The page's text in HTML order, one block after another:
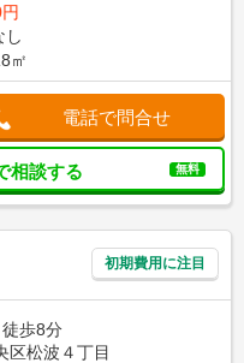
し
㎡
電話で問合せ
相談する 無料
初期費用に注目
歩8分
区松波４丁目